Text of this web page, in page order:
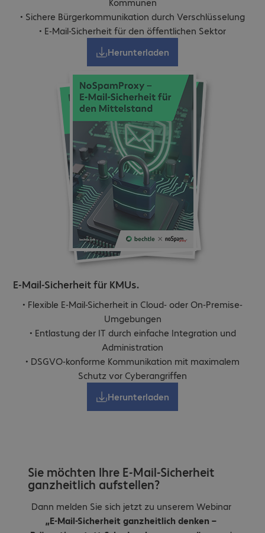
• Sichere Bürgerkommunikation durch Verschlüsselung
• E-Mail-Sicherheit für den öffentlichen Sektor
Herunterladen
E-Mail-Sicherheit für KMUs.
• Flexible E-Mail-Sicherheit in Cloud- oder On-Premise-
Umgebungen
• Entlastung der IT durch einfache Integration und
Administration
• DSGVO-konforme Kommunikation mit maximalem
Schutz vor Cyberangriffen
Herunterladen
Sie möchten Ihre E-Mail-Sicherheit
ganzheitlich aufstellen?
Dann melden Sie sich jetzt zu unserem Webinar
„E-Mail-Sicherheit ganzheitlich denken –